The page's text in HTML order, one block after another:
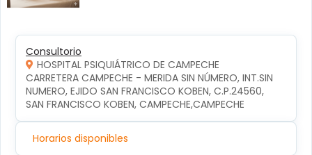
Consultorio
HOSPITAL PSIQUIÁTRICO DE CAMPECHE
CARRETERA CAMPECHE - MERIDA SIN NÚMERO, INT.SIN
NUMERO, EJIDO SAN FRANCISCO KOBEN, C.P.24560,
SAN FRANCISCO KOBEN, CAMPECHE,CAMPECHE
Horarios disponibles